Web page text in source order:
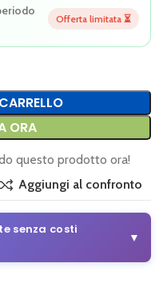
Offerta limitata ⏳
ORA
questo prodotto ora!
Aggiungi al confronto
senza costi
▼